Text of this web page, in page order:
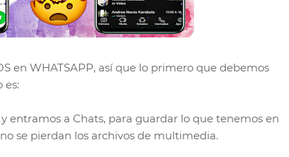
en WHATSAPP, así que lo primero que debemos
es:
entramos a Chats, para guardar lo que tenemos en
se pierdan los archivos de multimedia.